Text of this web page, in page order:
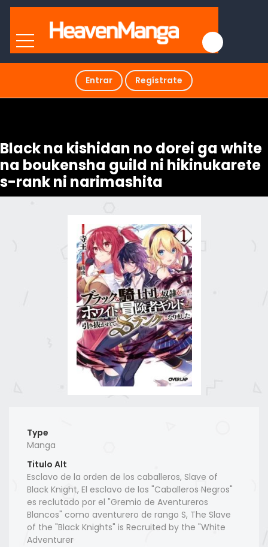
Entrar Regístrate
Black na kishidan no dorei ga white
na boukensha guild ni hikinukarete
s-rank ni narimashita
Type
Manga
Titulo Alt
Esclavo de la orden de los caballeros, Slave of
Black Knight, El esclavo de los "Caballeros Negros"
es reclutado por el "Gremio de Aventureros
Blancos" como aventurero de rango S, The Slave
of the "Black Knights" is Recruited by the "White
Adventurer